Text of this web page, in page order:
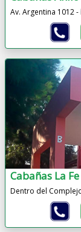
Av. Argentina 1012 -
Cabañas La Fe
Dentro del